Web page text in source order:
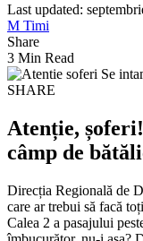
Last updated:
M Timi
Share
3 Min Read
SHARE
Atenție,
câmp de
Direcția Regională de
care ar trebui să facă
Calea 2 a pasajului